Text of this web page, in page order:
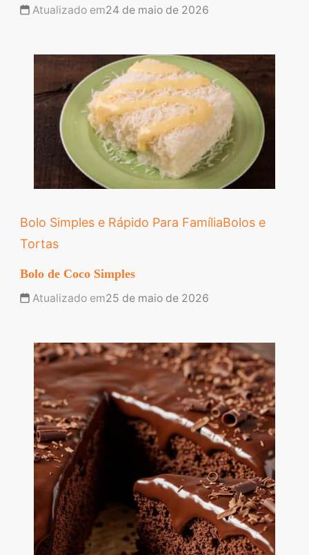
Atualizado em24 de maio de 2026
Bolo Simples e Rápido Para FamíliaBolos e
Tortas
Bolo de Coco Simples
Atualizado em25 de maio de 2026